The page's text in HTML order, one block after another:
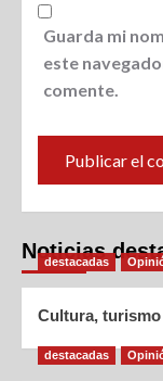
Guarda mi
este
comente.
Noticias
destacadas
Cultura,
destacadas